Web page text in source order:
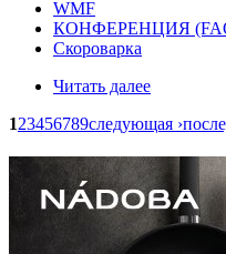
WMF
КОНФЕРЕНЦИЯ
Скороварка
Читать далее
123456789следующая ›